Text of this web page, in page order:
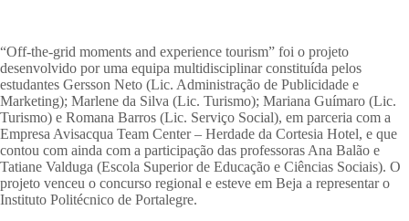
“Off-the-grid moments and experience tourism” foi o projeto
desenvolvido por uma equipa multidisciplinar constituída pelos
estudantes Gersson Neto (Lic. Administração de Publicidade e
Marketing); Marlene da Silva (Lic. Turismo); Mariana Guímaro (Lic.
Turismo) e Romana Barros (Lic. Serviço Social), em parceria com a
Empresa Avisacqua Team Center – Herdade da Cortesia Hotel, e que
contou com ainda com a participação das professoras Ana Balão e
Tatiane Valduga (Escola Superior de Educação e Ciências Sociais). O
projeto venceu o concurso regional e esteve em Beja a representar o
Instituto Politécnico de Portalegre.